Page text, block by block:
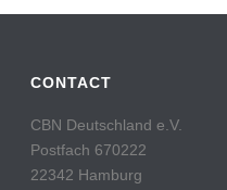
CONTACT
CBN Deutschland e.V.
Postfach 670222
22342 Hamburg